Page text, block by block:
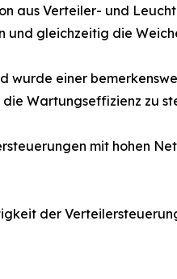
aus Verteiler- und
und gleichzeitig die
wurde einer
Wartungseffizienz zu
mit hohen
der